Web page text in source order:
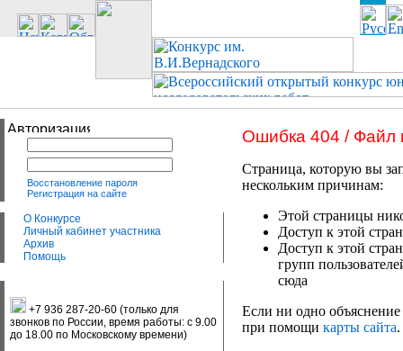
Восстановление пароля
Регистрация на сайте
О Конкурсе
Личный кабинет участника
Архив
Помощь
+7 936 287-20-60 (только для
звонков по России, время работы: с 9.00
до 18.00 по Московскому времени)
Ошибка 404 / Файл
Страница, которую вы
нескольким причинам:
Этой страницы
Доступ к этой
Доступ к этой
групп
сюда
Если ни одно объяснение
при помощи карты сайта.